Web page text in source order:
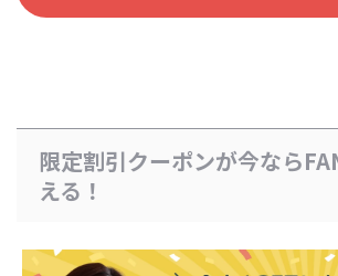
限定割引クーポンが今なら
える！